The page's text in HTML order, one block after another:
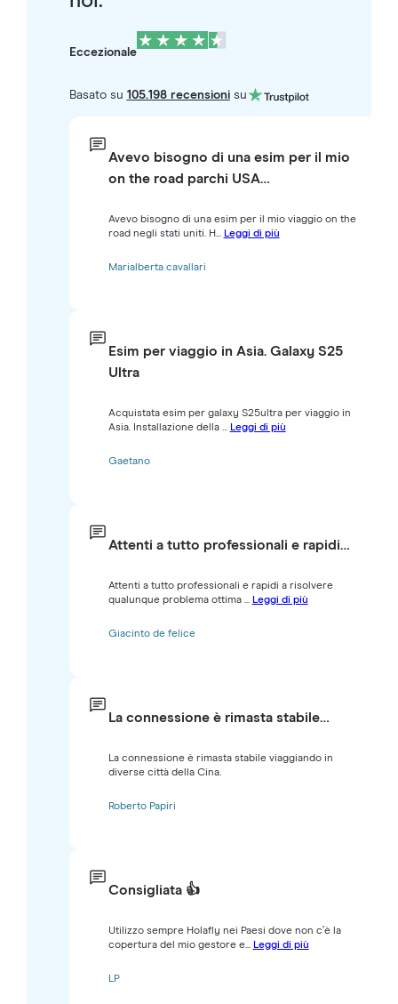
Eccezionale
Basato su 105.198 recensionisu
Avevo bisogno di una esim per il mio
on the road parchi USA…
Avevo bisogno di una esim per il mio viaggio on the
road negli stati uniti. H... Leggi di più
Marialberta cavallari
Esim per viaggio in Asia. Galaxy S25
Ultra
Acquistata esim per galaxy S25ultra per viaggio in
Asia. Installazione della ... Leggi di più
Gaetano
Attenti a tutto professionali e rapidi…
Attenti a tutto professionali e rapidi a risolvere
qualunque problema ottima ... Leggi di più
Giacinto de felice
La connessione è rimasta stabile…
La connessione è rimasta stabile viaggiando in
diverse città della Cina.
Roberto Papiri
Consigliata 👍
Utilizzo sempre Holafly nei Paesi dove non c’è la
copertura del mio gestore e... Leggi di più
LP